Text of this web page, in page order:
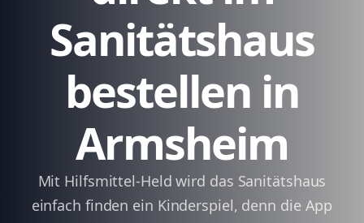
Sanitätshaus
bestellen in
Armsheim
Mit Hilfsmittel-Held wird das Sanitätshaus
einfach finden ein Kinderspiel, denn die App